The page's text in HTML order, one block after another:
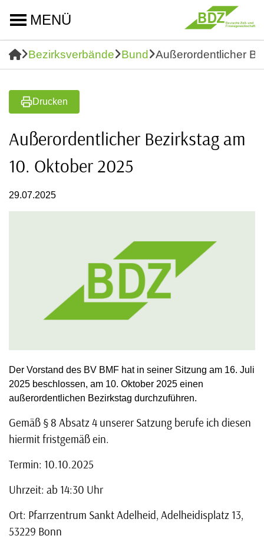
MENÜ
Bezirksverbände Bund Außerordentlicher
Drucken
Außerordentlicher Bezirkstag am
10. Oktober 2025
29.07.2025
Der Vorstand des BV BMF hat in seiner Sitzung am 16. Juli
2025 beschlossen, am 10. Oktober 2025 einen
außerordentlichen Bezirkstag durchzuführen.
Gemäß § 8 Absatz 4 unserer Satzung berufe ich diesen
hiermit fristgemäß ein.
Termin: 10.10.2025
Uhrzeit: ab 14:30 Uhr
Ort: Pfarrzentrum Sankt Adelheid, Adelheidisplatz 13,
53229 Bonn